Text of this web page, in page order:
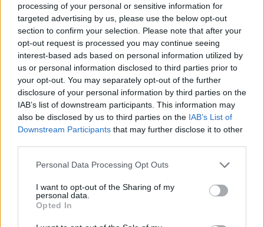
processing of your personal or sensitive information for
targeted advertising by us, please use the below opt-out
section to confirm your selection. Please note that after your
opt-out request is processed you may continue seeing
interest-based ads based on personal information utilized by
us or personal information disclosed to third parties prior to
your opt-out. You may separately opt-out of the further
disclosure of your personal information by third parties on the
IAB’s list of downstream participants. This information may
also be disclosed by us to third parties on the IAB’s List of
Downstream Participants that may further disclose it to other
Personal Data Processing Opt Outs
I want to opt-out of the Sharing of my
personal data.
Opted In
ΔΥΠΑ: Σε πάνω από
61.000 ανέργους το
εκπαιδευτικό επίδομα
1.000 ευρώ
19/05/2023 - 16:53
Χρηματιστήριο: Άνοδος
0,19%, στα 94,86 εκατ.
ευρώ ο τζίρος
19/05/2023 - 17:47